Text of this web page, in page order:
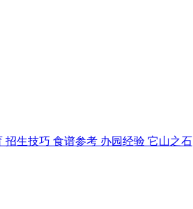
招生技巧 食谱参考 办园经验 它山之石